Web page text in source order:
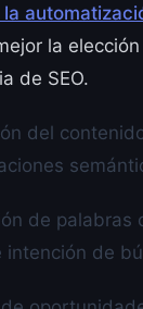
la
de SEO.
del
de palabras
intención de